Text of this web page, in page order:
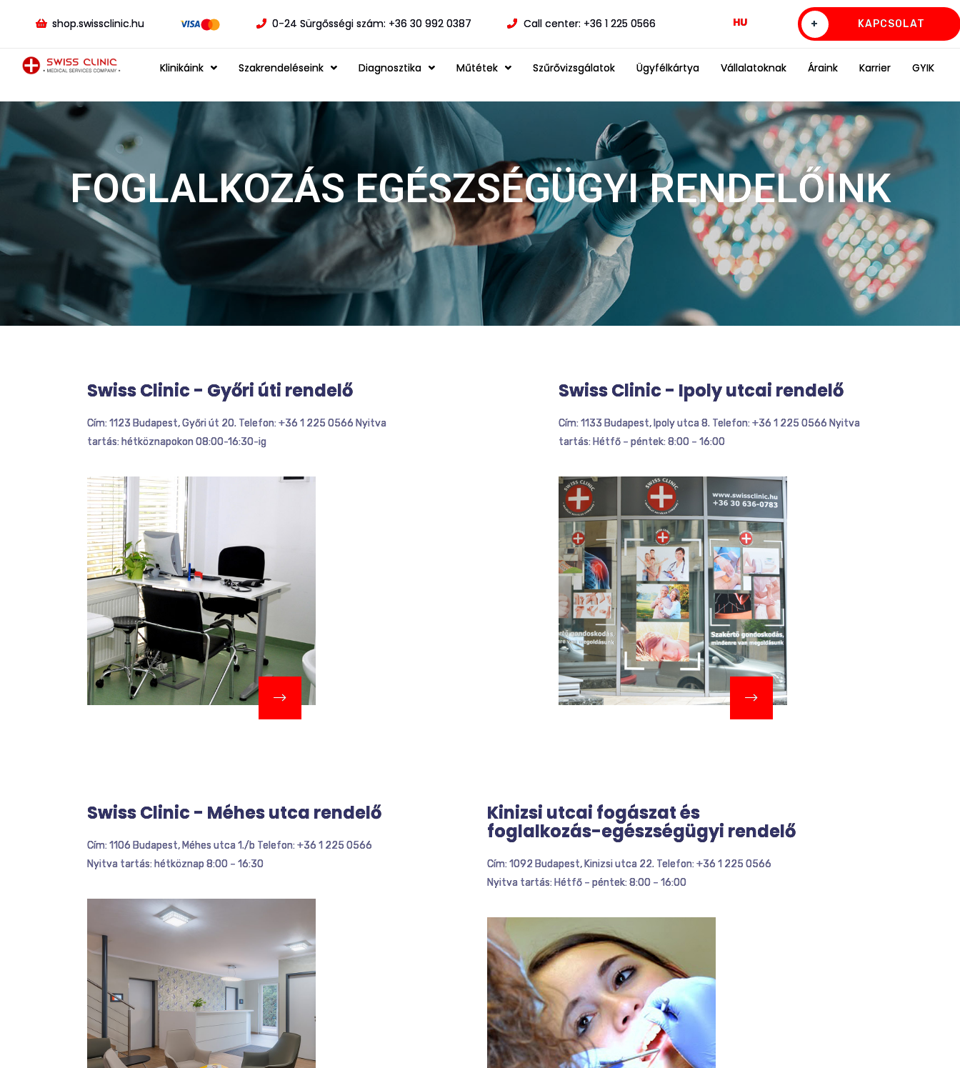
shop.swissclinic.hu 0-24 Sürgősségi szám: +36 30 992 0387 Call center: +36 1 225 0566 HU + KAPCSOLAT
Klinikáink Szakrendeléseink Diagnosztika Műtétek Szűrővizsgálatok Ügyfélkártya Vállalatoknak Áraink Karrier GYIK
FOGLALKOZÁS EGÉSZSÉGÜGYI RENDELŐINK
Swiss Clinic - Győri úti rendelő
Cím: 1123 Budapest, Győri út 20. Telefon: +36 1 225 0566 Nyitva
tartás: hétköznapokon 08:00-16:30-ig
Swiss Clinic - Ipoly utcai rendelő
Cím: 1133 Budapest, Ipoly utca 8. Telefon: +36 1 225 0566 Nyitva
tartás: Hétfő – péntek: 8:00 – 16:00
Swiss Clinic - Méhes utca rendelő
Cím: 1106 Budapest, Méhes utca 1./b Telefon: +36 1 225 0566
Nyitva tartás: hétköznap 8:00 – 16:30
Kinizsi utcai fogászat és
foglalkozás-egészségügyi rendelő
Cím: 1092 Budapest, Kinizsi utca 22. Telefon: +36 1 225 0566
Nyitva tartás: Hétfő – péntek: 8:00 – 16:00